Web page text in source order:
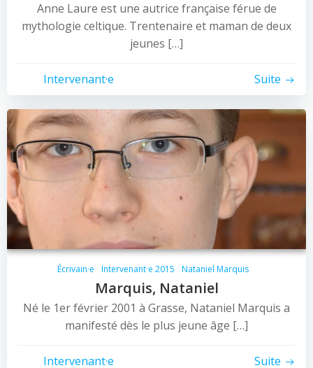
Anne Laure est une autrice française férue de
mythologie celtique. Trentenaire et maman de deux
jeunes […]
Intervenant·e Suite
Écrivain·e Intervenant·e 2015 Nataniel Marquis
Marquis, Nataniel
Né le 1er février 2001 à Grasse, Nataniel Marquis a
manifesté dès le plus jeune âge […]
Intervenant·e Suite